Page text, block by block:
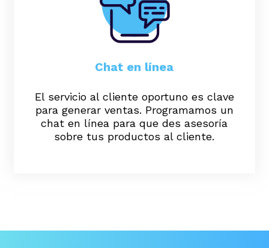
Chat en línea
El servicio al cliente oportuno es clave
para generar ventas. Programamos un
chat en línea para que des asesoría
sobre tus productos al cliente.